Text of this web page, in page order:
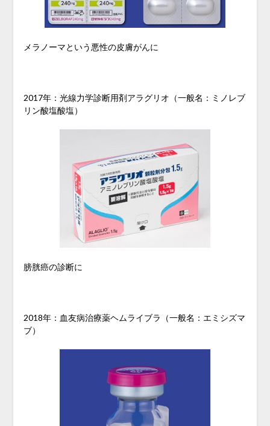
メラノーマという悪性の皮膚がんに
2017年：光線力学診断用剤アラグリオ（一般名：ミノレブ
リン酸塩酸塩）
膀胱癌の診断に
2018年：血友病治療薬ヘムライブラ（一般名：エミシズマ
ブ）